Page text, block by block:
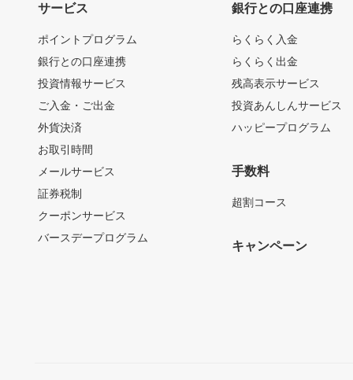
サービス
ポイントプログラム
銀行との口座連携
投資情報サービス
ご入金・ご出金
外貨決済
お取引時間
メールサービス
証券税制
クーポンサービス
バースデープログラム
銀行との口座連携
らくらく入金
らくらく出金
残高表示サービス
投資あんしんサービス
ハッピープログラム
手数料
超割コース
キャンペーン